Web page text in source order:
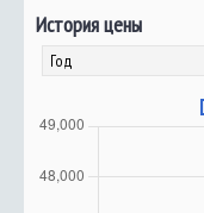
История цены